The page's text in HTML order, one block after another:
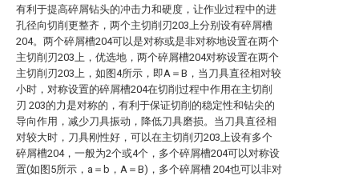
有利于提高碎屑钻头的冲击力和硬度，让作业过程中的进
孔径向切削更整齐，两个主切削刃203上分别设有碎屑槽
204。两个碎屑槽204可以是对称或是非对称地设置在两个
主切削刃203上，优选地，两个碎屑槽204对称设置在两个
主切削刃203上，如图4所示，即A＝B，当刀具直径相对较
小时，对称设置的碎屑槽204在切削过程中作用在主切削
刃 203的力是对称的，有利于保证切削的稳定性和钻尖的
导向作用，减少刀具振动，降低刀具磨损。当刀具直径相
对较大时，刀具刚性好，可以在主切削刃203上设有多个
碎屑槽204，一般为2个或4个，多个碎屑槽204可以对称设
置(如图5所示，a＝b，A＝B)，多个碎屑槽 204也可以非对